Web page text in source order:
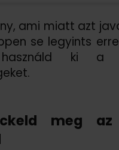
ami miatt azt
se legyints
használd ki a
meg az